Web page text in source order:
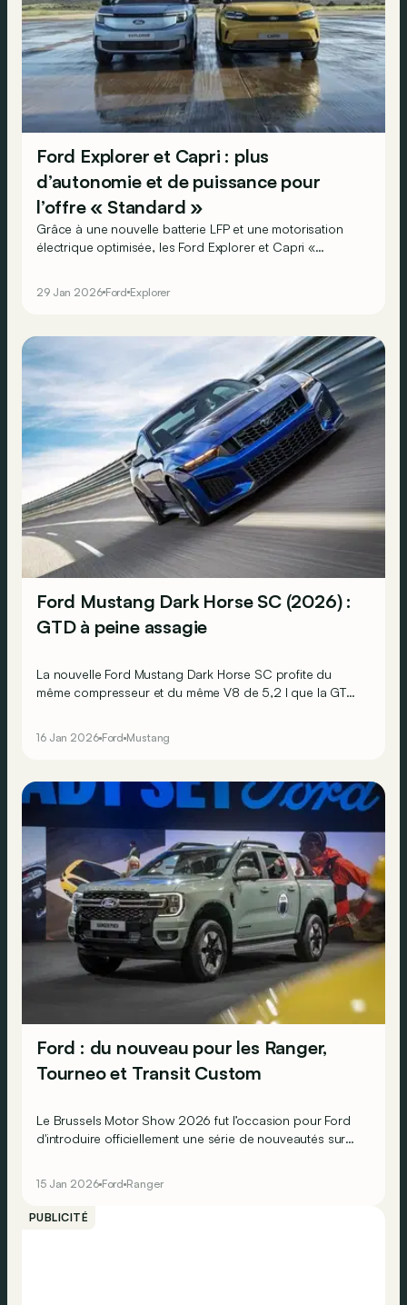
Ford Explorer et Capri : plus
d’autonomie et de puissance pour
l’offre « Standard »
Grâce à une nouvelle batterie LFP et une motorisation
électrique optimisée, les Ford Explorer et Capri «
d’autonomie !
29 Jan 2026 Ford Explorer
Ford Mustang Dark Horse SC (2026) :
GTD à peine assagie
La nouvelle Ford Mustang Dark Horse SC profite du
même compresseur et du même V8 de 5,2 l que la GTD !
16 Jan 2026 Ford Mustang
Ford : du nouveau pour les Ranger,
Tourneo et Transit Custom
Le Brussels Motor Show 2026 fut l’occasion pour Ford
d'introduire officiellement une série de nouveautés sur
15 Jan 2026 Ford Ranger
PUBLICITÉ